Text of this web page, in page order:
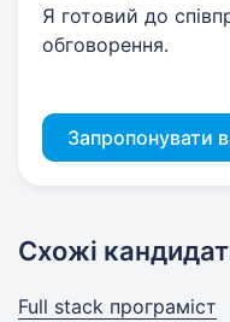
Я готовий до
обговорення.
Запропонувати
Схожі
Full stack програміст